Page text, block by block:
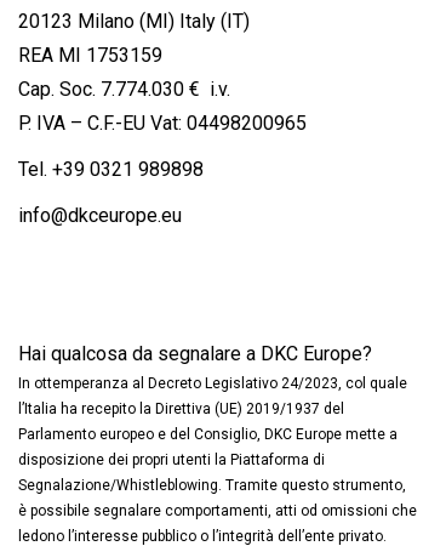
20123 Milano (MI) Italy (IT)
REA MI 1753159
Cap. Soc. 7.774.030 € i.v.
P. IVA – C.F.-EU Vat: 04498200965
Tel. +39 0321 989898
info@dkceurope.eu
Hai qualcosa da segnalare a DKC Europe?
In ottemperanza al Decreto Legislativo 24/2023, col quale
l’Italia ha recepito la Direttiva (UE) 2019/1937 del
Parlamento europeo e del Consiglio, DKC Europe mette a
disposizione dei propri utenti la Piattaforma di
Segnalazione/Whistleblowing. Tramite questo strumento,
è possibile segnalare comportamenti, atti od omissioni che
ledono l’interesse pubblico o l’integrità dell’ente privato.